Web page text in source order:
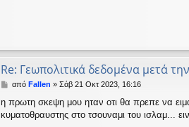
Re: Γεωπολιτικά δεδομένα μετά
Δ
μ
ο
από Fallen » Σάβ 21 Οκτ 2023, 16:16
η πρωτη σκεψη μου ηταν οτι θα πρεπε να
κυματοθραυστης στο τσουναμι του ισλαμ...